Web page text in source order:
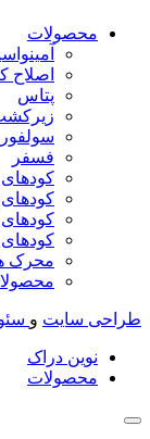
محصولات
اصلاح
پتاس
سولفور
فسفر
کودهای NPK
کودهای
محرک
طراحی سایت و
نوین دراک
محصولات